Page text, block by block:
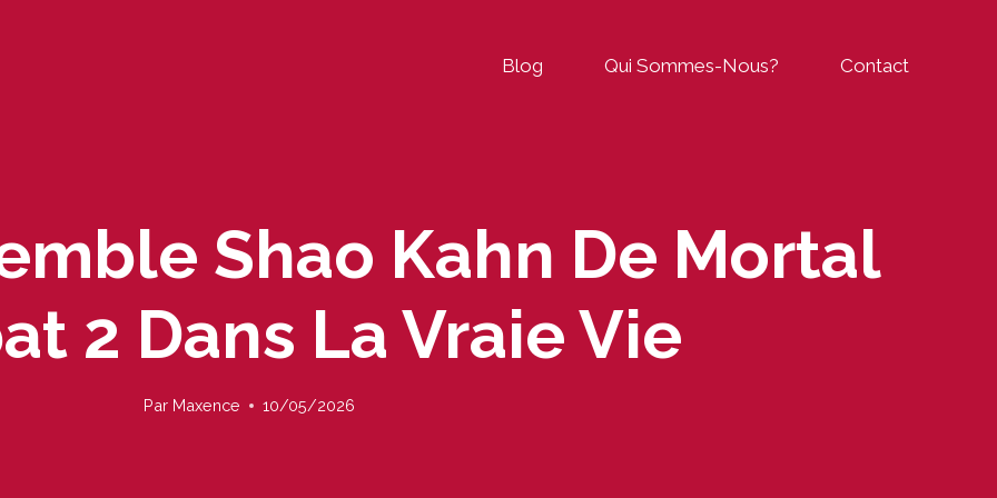
Blog Qui Sommes-Nous? Contact
Shao Kahn De Mortal
2 Dans La Vraie Vie
Par Maxence 10/05/2026